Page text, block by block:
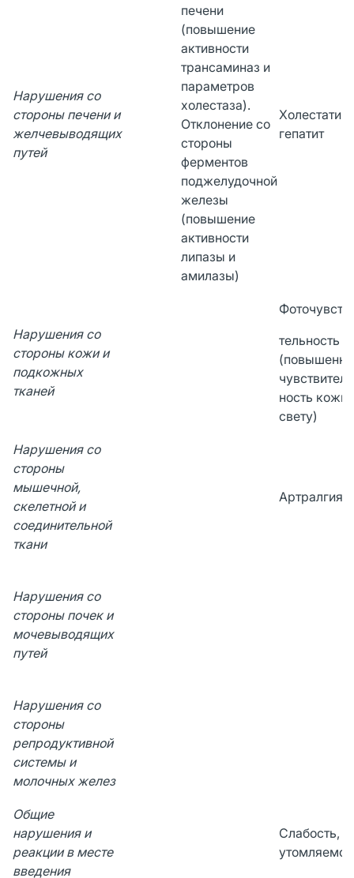
Нарушения со
стороны печени и
желчевыводящих
путей
печени
(повышение
активности
трансаминаз и
параметров
холестаза).
Отклонение со
стороны
ферментов
поджелудочной
железы
(повышение
активности
липазы и
амилазы)
гепатит
Нарушения со
стороны кожи и
подкожных
тканей
тельность
ность кожи
свету)
Нарушения со
стороны
мышечной,
скелетной и
соединительной
ткани
Артралгия
Нарушения со
стороны почек и
мочевыводящих
путей
Нарушения со
стороны
репродуктивной
системы и
молочных желез
Общие
нарушения и
реакции в месте
введения
Слабость,